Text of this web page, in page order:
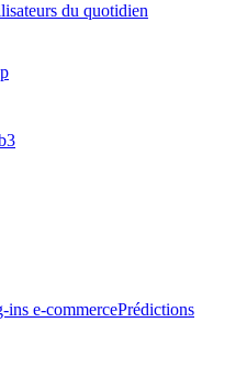
du quotidien
ins e-commercePrédictions